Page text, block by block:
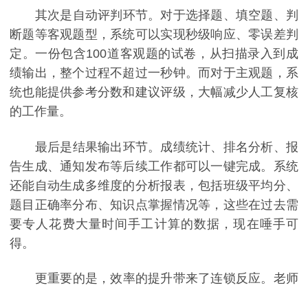
其次是自动评判环节。对于选择题、填空题、判
断题等客观题型，系统可以实现秒级响应、零误差判
定。一份包含100道客观题的试卷，从扫描录入到成
绩输出，整个过程不超过一秒钟。而对于主观题，系
统也能提供参考分数和建议评级，大幅减少人工复核
的工作量。
最后是结果输出环节。成绩统计、排名分析、报
告生成、通知发布等后续工作都可以一键完成。系统
还能自动生成多维度的分析报表，包括班级平均分、
题目正确率分布、知识点掌握情况等，这些在过去需
要专人花费大量时间手工计算的数据，现在唾手可
得。
更重要的是，效率的提升带来了连锁反应。老师